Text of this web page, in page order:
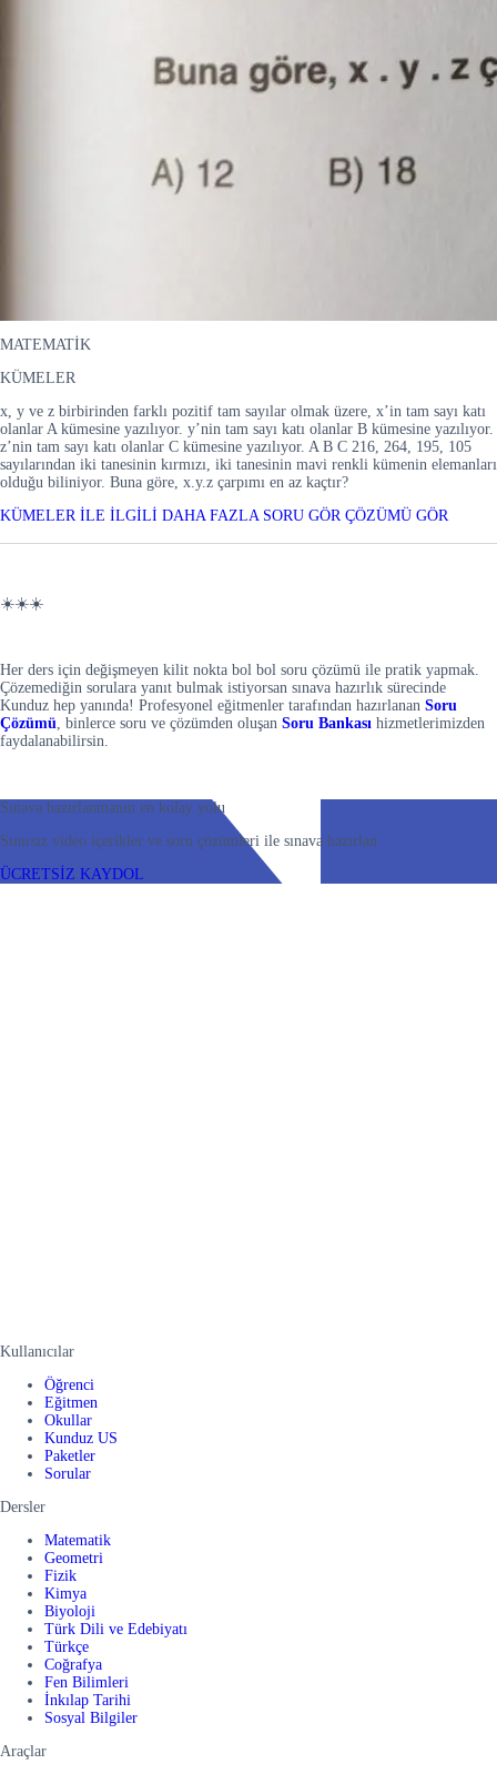
MATEMATİK
KÜMELER
x, y ve z birbirinden farklı pozitif tam sayılar olmak üzere, x’in tam sayı katı
olanlar A kümesine yazılıyor. y’nin tam sayı katı olanlar B kümesine yazılıyor.
z’nin tam sayı katı olanlar C kümesine yazılıyor. A B C 216, 264, 195, 105
sayılarından iki tanesinin kırmızı, iki tanesinin mavi renkli kümenin elemanları
olduğu biliniyor. Buna göre, x.y.z çarpımı en az kaçtır?
KÜMELER İLE İLGİLİ DAHA FAZLA SORU GÖR ÇÖZÜMÜ GÖR
☀️☀️☀️
Her ders için değişmeyen kilit nokta bol bol soru çözümü ile pratik yapmak.
Çözemediğin sorulara yanıt bulmak istiyorsan sınava hazırlık sürecinde
Kunduz hep yanında! Profesyonel eğitmenler tarafından hazırlanan Soru
Çözümü , binlerce soru ve çözümden oluşan Soru Bankası hizmetlerimizden
faydalanabilirsin.
Sınava hazırlanmanın en kolay yolu
Sınırsız video içerikler ve soru çözümleri ile sınava hazırlan
ÜCRETSİZ KAYDOL
Kullanıcılar
Öğrenci
Eğitmen
Okullar
Kunduz US
Paketler
Sorular
Dersler
Matematik
Geometri
Fizik
Kimya
Biyoloji
Türk Dili ve Edebiyatı
Türkçe
Coğrafya
Fen Bilimleri
İnkılap Tarihi
Sosyal Bilgiler
Araçlar